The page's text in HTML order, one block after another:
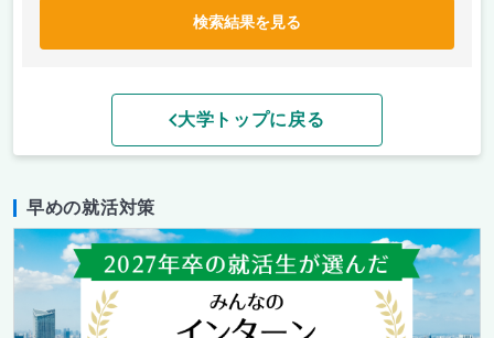
検索結果を見る
大学トップに戻る
早めの就活対策